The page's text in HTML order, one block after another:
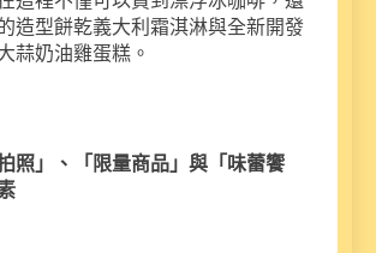
造型餅乾義大利霜淇淋與全新開發
蒜奶油雞蛋糕。
照」、「限量商品」與「味蕾饗